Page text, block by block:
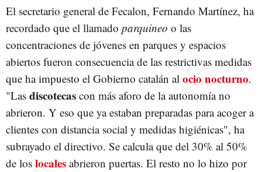
El secretario general de Fecalon, Fernando Martínez, ha
recordado que el llamado parquineo o las
concentraciones de jóvenes en parques y espacios
abiertos fueron consecuencia de las restrictivas medidas
que ha impuesto el Gobierno catalán al ocio nocturno.
"Las discotecas con más aforo de la autonomía no
abrieron. Y eso que ya estaban preparadas para acoger a
clientes con distancia social y medidas higiénicas", ha
subrayado el directivo. Se calcula que del 30% al 50%
de los locales abrieron puertas. El resto no lo hizo por